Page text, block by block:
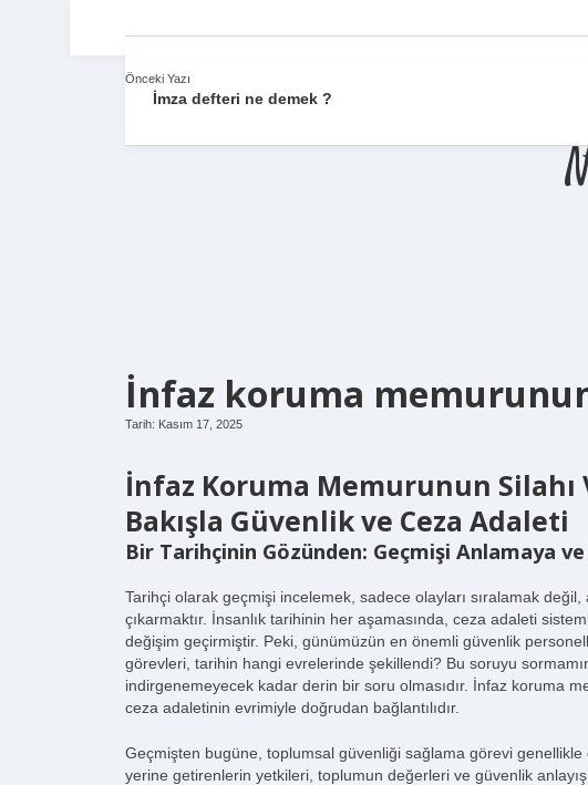
İnfaz koruma memurunun
Tarih: Kasım 17, 2025
İnfaz Koruma Memurunun Silahı
Bakışla Güvenlik ve Ceza Adaleti
Bir Tarihçinin Gözünden: Geçmişi Anlamaya
Tarihçi olarak geçmişi incelemek, sadece olayları sıralamak
çıkarmaktır. İnsanlık tarihinin her aşamasında, ceza adaleti
değişim geçirmiştir. Peki, günümüzün en önemli güvenlik
görevleri, tarihin hangi evrelerinde şekillendi? Bu soruyu
indirgenemeyecek kadar derin bir soru olmasıdır. İnfaz koruma
ceza adaletinin evrimiyle doğrudan bağlantılıdır.
Geçmişten bugüne, toplumsal güvenliği sağlama görevi
yerine getirenlerin yetkileri, toplumun değerleri ve güvenlik
Önceki Yazı
İmza defteri ne demek ?